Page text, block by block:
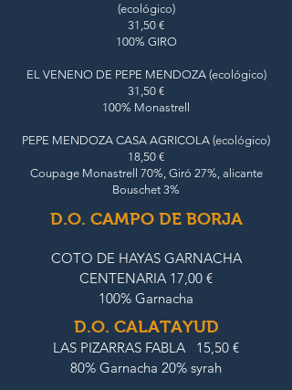
(ecológico)
31,50 €
100% GIRO
EL VENENO DE PEPE MENDOZA (ecológico)
31,50 €
100% Monastrell
PEPE MENDOZA CASA AGRICOLA (ecológico)
18,50 €
Coupage Monastrell 70%, Giró 27%, alicante
Bouschet 3%
D.O. CAMPO DE BORJA
COTO DE HAYAS GARNACHA
CENTENARIA 17,00 €
100% Garnacha
D.O. CALATAYUD
LAS PIZARRAS FABLA 15,50 €
80% Garnacha 20% syrah